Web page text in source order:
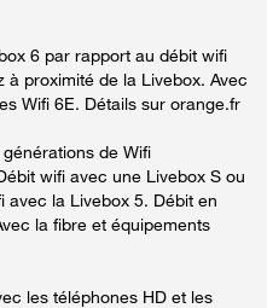
6 par rapport au débit wifi
proximité de la Livebox. Avec
Wifi 6E. Détails sur orange.fr
de Wifi
wifi avec une Livebox S ou
avec la Livebox 5. Débit en
la fibre et équipements
les téléphones HD et les